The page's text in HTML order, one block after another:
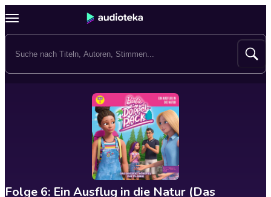
Folge 6: Ein Ausflug in die Natur (Das